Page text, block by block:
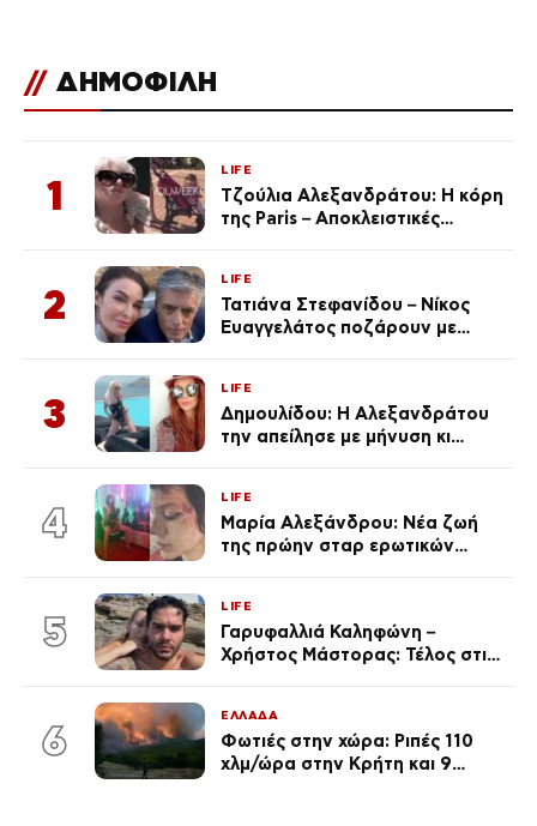
// ΔΗΜΟΦΙΛΗ
1
LIFE
Τζούλια Αλεξανδράτου: Η κόρη
της Paris – Αποκλειστικές
2
LIFE
Τατιάνα Στεφανίδου – Νίκος
Ευαγγελάτος ποζάρουν με
3
LIFE
Δημουλίδου: Η Αλεξανδράτου
την απείλησε με μήνυση κι
ποια είσαι σοκαρίστικα»
4
LIFE
Μαρία Αλεξάνδρου: Νέα ζωή
της πρώην σταρ ερωτικών
(Φωτογραφίες)
5
LIFE
Γαρυφαλλιά Καληφώνη –
Χρήστος Μάστορας: Τέλος στις
6
ΕΛΛΑΔΑ
Φωτιές στην χώρα: Ριπές 110
χλμ/ώρα στην Κρήτη και 9